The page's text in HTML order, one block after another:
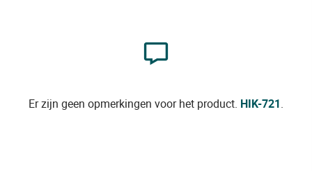
Er zijn geen opmerkingen voor het product. HIK-721.